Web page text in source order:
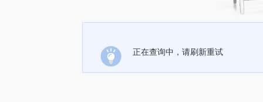
正在查询中，请刷新重试